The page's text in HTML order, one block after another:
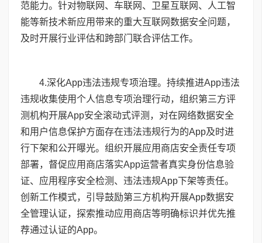
范能力。针对物联网、车联网、卫星互联网、人工智
能等新技术新应用带来的重大互联网数据安全问题，
及时开展行业评估和跨部门联合评估工作。
4.深化App违法违规专项治理。持续推进App违法
违规收集使用个人信息专项治理行动，组织第三方评
测机构开展App安全滚动式评测，对在网络数据安全
和用户信息保护方面存在违法违规行为的App及时进
行下架和公开曝光。组织开展应用商店安全责任专项
部署，督促应用商店落实App运营者真实身份信息验
证、应用程序安全检测、违法违规App下架等责任。
创新工作模式，引导鼓励第三方机构开展App数据安
全管理认证，探索推动应用商店等明确标识并优先推
荐通过认证的App。